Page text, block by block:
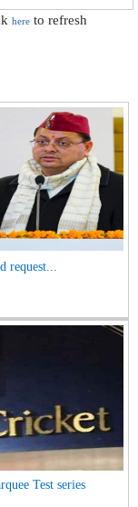
here to refresh
request...
Test series